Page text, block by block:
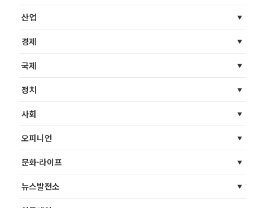
산업
경제
국제
정치
사회
오피니언
문화·라이프
뉴스발전소